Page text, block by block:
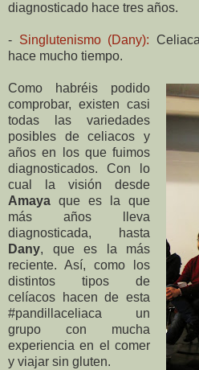
diagnosticado hace tres años.
- Singlutenismo (Dany):
hace mucho tiempo.
Como habréis podido
comprobar, existen casi
todas las variedades
posibles de celiacos y
años en los que fuimos
diagnosticados. Con lo
cual la visión desde
Amaya que es la que
más años lleva
diagnosticada, hasta
Dany, que es la más
reciente. Así, como los
distintos tipos de
celíacos hacen de esta
#pandillaceliaca un
grupo con mucha
experiencia en el comer
y viajar sin gluten.